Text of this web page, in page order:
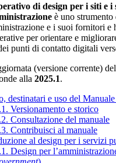
di design per i siti e i
è uno
e i suoi fornitori e
per orientare e
punti di contatto digitali
(versione corrente)
alla 2025.1.
destinatari e uso del
Versionamento e storico
Consultazione del manuale
Contribuisci al manuale
al design per i servizi
Design per